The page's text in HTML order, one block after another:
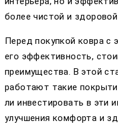
более чистой и
Перед покупкой ковра с
его эффективность,
преимущества. В этой
работают такие
ли инвестировать в эти
улучшения комфорта и